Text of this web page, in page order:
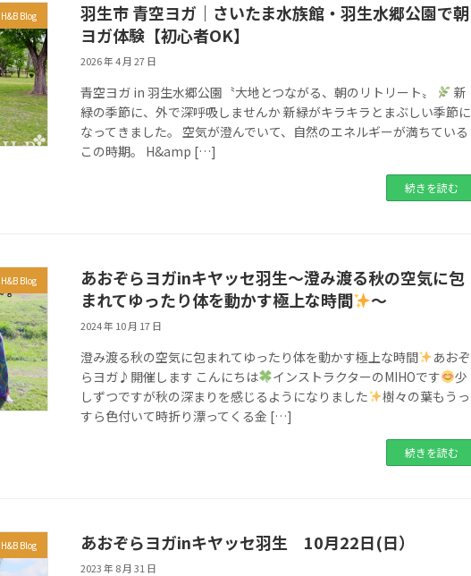
H&B Blog
羽生市 青空ヨガ｜さいたま水族館・羽生水郷公園で朝
ヨガ体験【初心者OK】
2026 年 4 月 27 日
青空ヨガ in 羽生水郷公園〝大地とつながる、朝のリトリート〟
新
緑の季節に、外で深呼吸しませんか 新緑がキラキラとまぶしい季節に
なってきました。 空気が澄んでいて、自然のエネルギーが満ちている
この時期。 H&amp […]
続きを読む
H&B Blog
あおぞらヨガinキヤッセ羽生〜澄み渡る秋の空気に包
まれてゆったり体を動かす極上な時間
〜
2024 年 10 月 17 日
澄み渡る秋の空気に包まれてゆったり体を動かす極上な時間
あおぞ
らヨガ♪開催します こんにちは
インストラクターのMIHOです
少
しずつですが秋の深まりを感じるようになりました
樹々の葉もうっ
すら色付いて時折り漂ってくる金 […]
続きを読む
H&B Blog あおぞらヨガinキヤッセ羽生 10月22日(日）
2023 年 8 月 31 日